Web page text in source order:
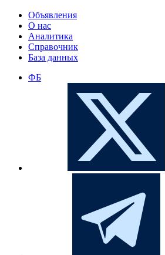
Объявления
О нас
Аналитика
Справочник
База данных
ФБ